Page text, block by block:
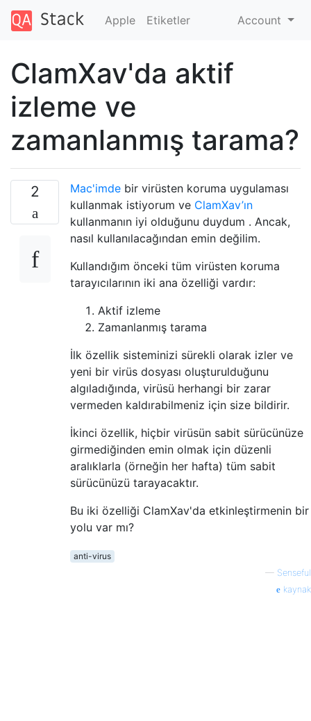
Apple Etiketler Account
ClamXav'da aktif
izleme ve
zamanlanmış tarama?
2 Mac'imde bir virüsten koruma uygulaması
kullanmak istiyorum ve ClamXav’ın
kullanmanın iyi olduğunu duydum . Ancak,
nasıl kullanılacağından emin değilim.
Kullandığım önceki tüm virüsten koruma
tarayıcılarının iki ana özelliği vardır:
Aktif izleme
Zamanlanmış tarama
İlk özellik sisteminizi sürekli olarak izler ve
yeni bir virüs dosyası oluşturulduğunu
algıladığında, virüsü herhangi bir zarar
vermeden kaldırabilmeniz için size bildirir.
İkinci özellik, hiçbir virüsün sabit sürücünüze
girmediğinden emin olmak için düzenli
aralıklarla (örneğin her hafta) tüm sabit
sürücünüzü tarayacaktır.
Bu iki özelliği ClamXav'da etkinleştirmenin bir
yolu var mı?
anti-virus
— Senseful
kaynak